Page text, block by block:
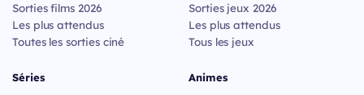
Sorties films 2026
Les plus attendus
Toutes les sorties ciné
Séries
Sorties jeux 2026
Les plus attendus
Tous les jeux
Animes